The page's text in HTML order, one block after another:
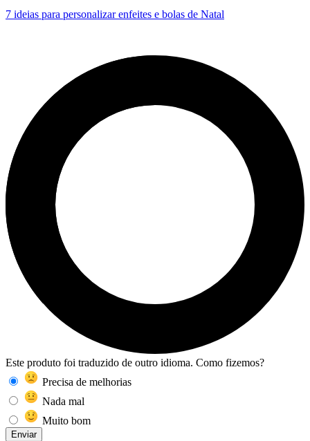
7 ideias para personalizar enfeites e bolas de Natal
Este produto foi traduzido de outro idioma. Como fizemos?
Precisa de melhorias
Nada mal
Muito bom
Enviar